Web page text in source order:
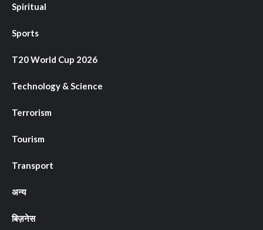
Spiritual
Sports
T20 World Cup 2026
Technology & Science
Terrorism
Tourism
Transport
अन्य
बिज़नेस